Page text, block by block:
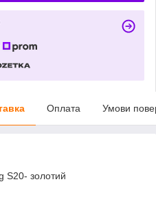
Оплата Умови
S20- золотий